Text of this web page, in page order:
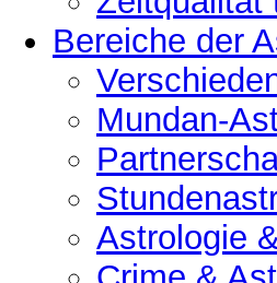
Bereiche der
Mundan-
Astrologie